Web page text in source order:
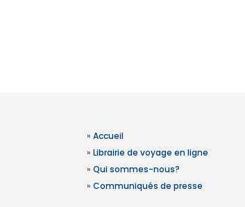
» Accueil
» Librairie de voyage en ligne
» Qui sommes-nous?
» Communiqués de presse